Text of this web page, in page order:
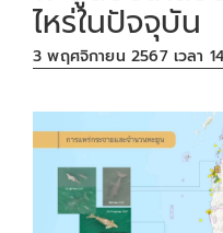
ไหร่ในปัจจุบัน
3 พฤศจิกายน 2567 เวลา